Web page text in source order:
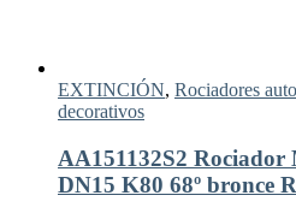
EXTINCIÓN, Rociadores
decorativos
AA151132S2 Rociador
DN15 K80 68º bronce